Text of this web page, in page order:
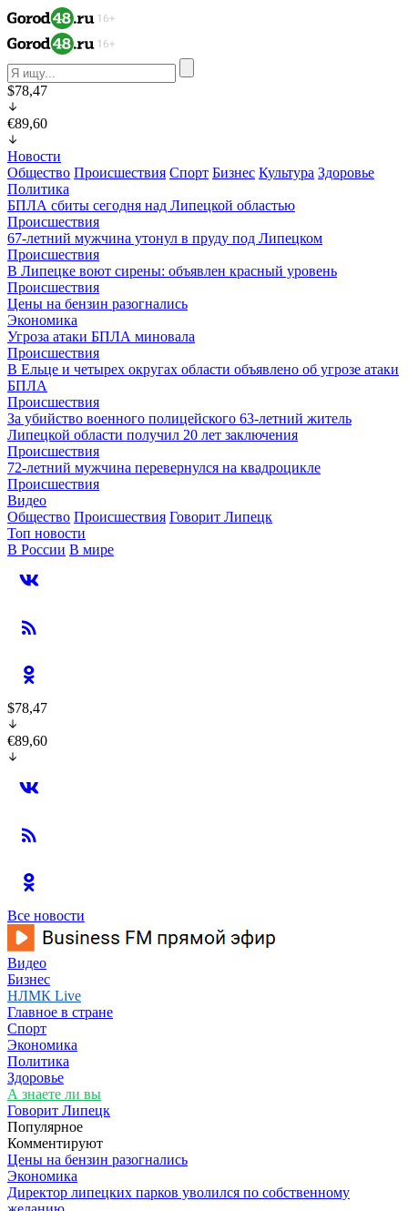
$78,47
€89,60
Новости
Общество Происшествия Спорт Бизнес Культура Здоровье
Политика
БПЛА сбиты сегодня над Липецкой областью
Происшествия
67-летний мужчина утонул в пруду под Липецком
Происшествия
В Липецке воют сирены: объявлен красный уровень
Происшествия
Цены на бензин разогнались
Экономика
Угроза атаки БПЛА миновала
Происшествия
В Ельце и четырех округах области объявлено об угрозе атаки
БПЛА
Происшествия
За убийство военного полицейского 63-летний житель
Липецкой области получил 20 лет заключения
Происшествия
72-летний мужчина перевернулся на квадроцикле
Происшествия
Видео
Общество Происшествия Говорит Липецк
Топ новости
В России В мире
$78,47
€89,60
Все новости
Видео
Бизнес
НЛМК Live
Главное в стране
Спорт
Экономика
Политика
Здоровье
А знаете ли вы
Говорит Липецк
Популярное
Комментируют
Цены на бензин разогнались
Экономика
Директор липецких парков уволился по собственному